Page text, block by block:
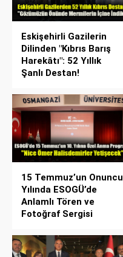
Eskişehirli Gazilerin
Dilinden "Kıbrıs Barış
Harekâtı": 52 Yıllık
Şanlı Destan!
15 Temmuz’un Onuncu
Yılında ESOGÜ’de
Anlamlı Tören ve
Fotoğraf Sergisi